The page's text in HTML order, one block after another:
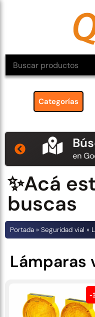
Categorías
en
✨Acá
buscas
Portada » Seguridad vial »
Lámparas